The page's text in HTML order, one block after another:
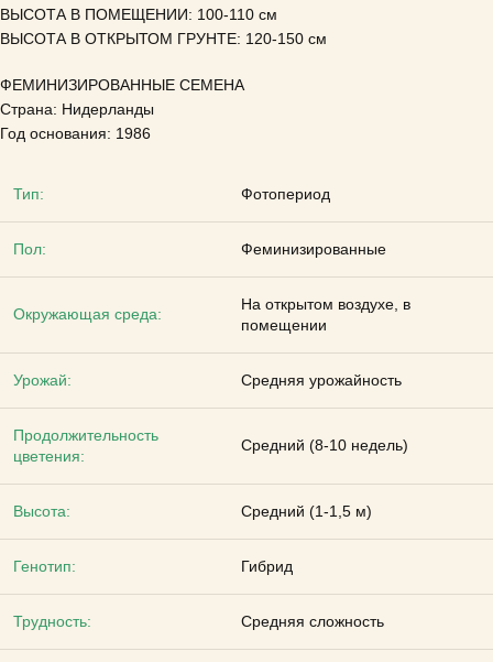
ВЫСОТА В ПОМЕЩЕНИИ: 100-110 см
ВЫСОТА В ОТКРЫТОМ ГРУНТЕ: 120-150 см
ФЕМИНИЗИРОВАННЫЕ СЕМЕНА
Страна: Нидерланды
Год основания: 1986
Тип: Фотопериод
Пол: Феминизированные
Окружающая среда:
На открытом воздухе, в
помещении
Урожай: Средняя урожайность
Продолжительность
цветения:
Средний (8-10 недель)
Высота: Средний (1-1,5 м)
Генотип: Гибрид
Трудность: Средняя сложность